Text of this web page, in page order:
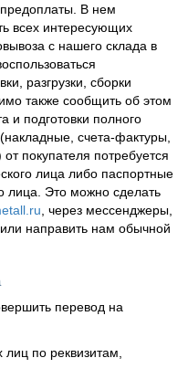
предоплаты. В нем
всех интересующих
с нашего склада в
разгрузки, сборки
также сообщить об этом
и подготовки полного
счета-фактуры,
покупателя потребуется
лица либо паспортные
лица. Это можно сделать
, через мессенджеры,
направить нам обычной
перевод на
по реквизитам,